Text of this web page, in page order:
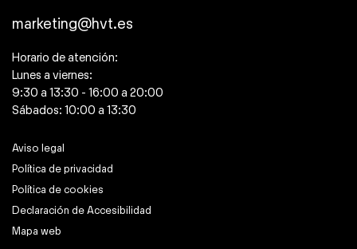
marketing@hvt.es
Horario de atención:
Lunes a viernes:
9:30 a 13:30 - 16:00 a 20:00
Sábados: 10:00 a 13:30
Aviso legal
Política de privacidad
Política de cookies
Declaración de Accesibilidad
Mapa web